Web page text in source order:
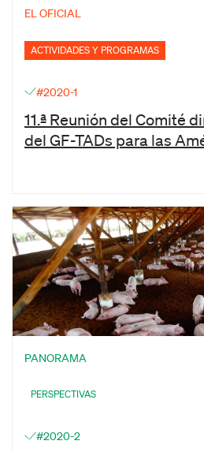
EL OFICIAL
ACTIVIDADES Y PROGRAMAS
#2020-1
11.ª Reunión del Comité
del GF-TADs para las
PANORAMA
PERSPECTIVAS
#2020-2